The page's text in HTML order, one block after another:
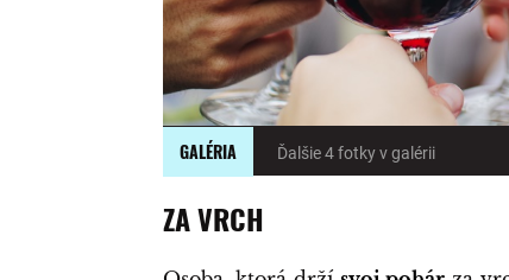
GALÉRIA Ďalšie 4 fotky v galérii
ZA VRCH